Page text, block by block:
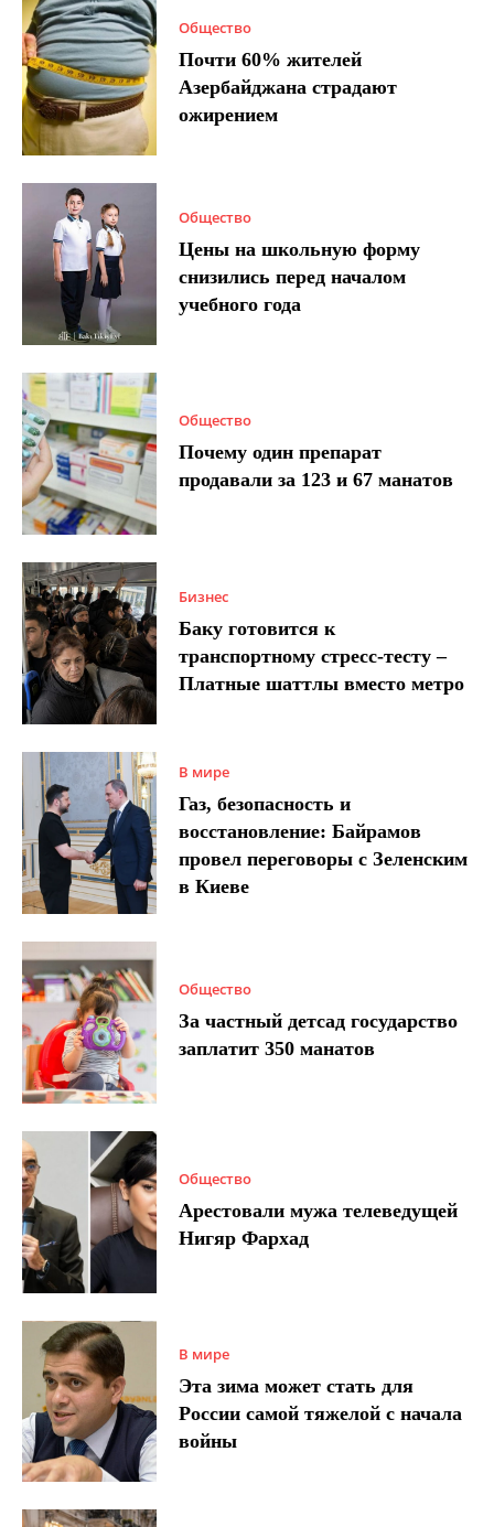
Общество
Почти 60% жителей
Азербайджана страдают
ожирением
Общество
Цены на школьную форму
снизились перед началом
учебного года
Общество
Почему один препарат
продавали за 123 и 67 манатов
Бизнес
Баку готовится к
транспортному стресс-тесту –
Платные шаттлы вместо метро
В мире
Газ, безопасность и
восстановление: Байрамов
провел переговоры с Зеленским
в Киеве
Общество
За частный детсад государство
заплатит 350 манатов
Общество
Арестовали мужа телеведущей
Нигяр Фархад
В мире
Эта зима может стать для
России самой тяжелой с начала
войны